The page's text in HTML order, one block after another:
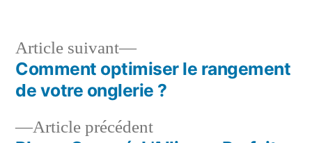
Navigation
Article précédentArticle
Article suivant
Article
suivant :
Comment optimiser le rangement
de votre onglerie ?